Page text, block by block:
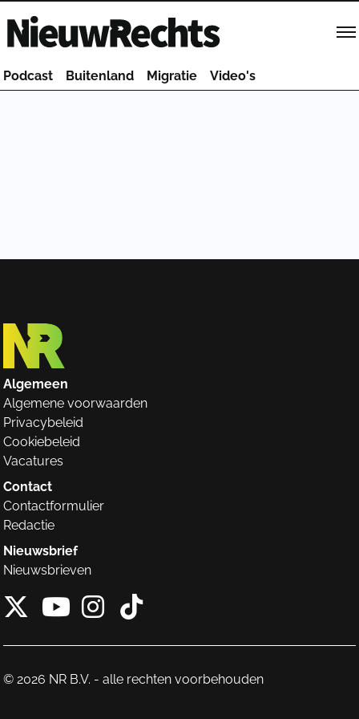
Homepage van NieuwRechts
Podcast Buitenland Migratie Video's
Algemeen
Algemene voorwaarden
Privacybeleid
Cookiebeleid
Vacatures
Contact
Contactformulier
Redactie
Nieuwsbrief
Nieuwsbrieven
X van NieuwRechts
Instagram van
Tiktok van
© 2026 NR B.V. - alle rechten voorbehouden